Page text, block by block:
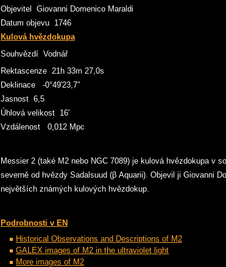
Objevitel Giovanni Domenico Maraldi
Datum objevu 1746
Kulová hvězdokupa
Souhvězdí Vodnář
Rektascenze 21h 33m 27,0s
Deklinace -0°49′23,7″
Jasnost 6,5
Úhlová velikost 16′
Vzdálenost 0,012 Mpc
Messier 2 (také M2 nebo NGC 7089) je kulová hvězdokupa v
severně od hvězdy Sadalsuud (β Aquarii). Objevil ji Giovanni
největších známých kulových hvězdokup.
Podrobnosti v EN
Historical Observations and Descriptions of M2
GALEX images of M2 in the ultraviolet light
More images of M2